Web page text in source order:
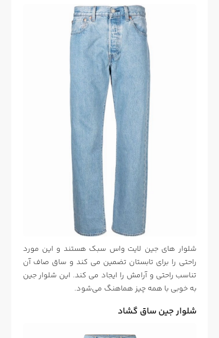
شلوار های جین لایت واس سبک هستند و این مورد
راحتی را برای تابستان تضمین می کند و ساق صاف آن
تناسب راحتی و آرامش را ایجاد می کند. این شلوار جین
به خوبی با همه چیز هماهنگ می‌شود.
شلوار جین ساق گشاد